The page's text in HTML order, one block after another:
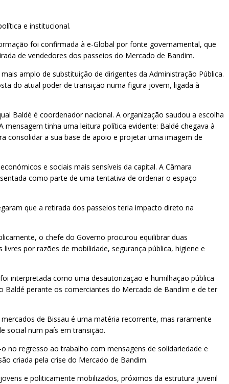
e institucional.
foi confirmada à e-Global por fonte governamental, que
de vendedores dos passeios do Mercado de Bandim.
amplo de substituição de dirigentes da Administração Pública.
do atual poder de transição numa figura jovem, ligada à
Baldé é coordenador nacional. A organização saudou a escolha
tinha uma leitura política evidente: Baldé chegava à
consolidar a sua base de apoio e projetar uma imagem de
e sociais mais sensíveis da capital. A Câmara
como parte de uma tentativa de ordenar o espaço
que a retirada dos passeios teria impacto direto na
o chefe do Governo procurou equilibrar duas
por razões de mobilidade, segurança pública, higiene e
interpretada como uma desautorização e humilhação pública
Baldé perante os comerciantes do Mercado de Bandim e de ter
de Bissau é uma matéria recorrente, mas raramente
social num país em transição.
no regresso ao trabalho com mensagens de solidariedade e
criada pela crise do Mercado de Bandim.
e politicamente mobilizados, próximos da estrutura juvenil